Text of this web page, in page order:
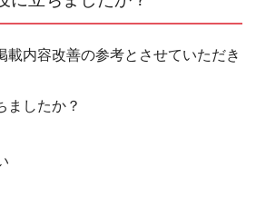
載内容改善の参考とさせていただき
ましたか？